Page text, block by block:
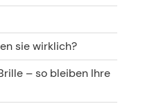
sie wirklich?
– so bleiben Ihre